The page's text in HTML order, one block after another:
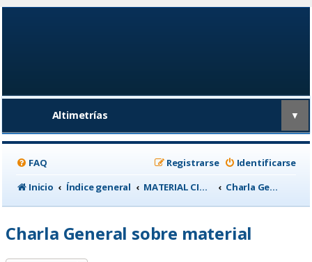
Altimetrías ▼
FAQ Identificarse
Registrarse
Inicio
Índice general MATERIAL CICLISTA Charla General sobre material
Charla General sobre material